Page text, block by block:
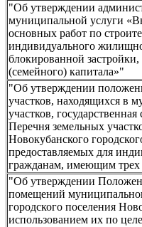
"Об утверждении
муниципальной услуги
основных работ по
индивидуального
блокированной
(семейного) капитала»"
"Об утверждении
участков, находящихся в
участков,
Перечня земельных
Новокубанского
предоставляемых для
гражданам, имеющим трех
"Об утверждении
помещений
городского поселения
использованием их по